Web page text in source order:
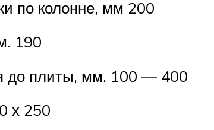
по колонне, мм 200
190
до плиты, мм. 100 — 400
х 250